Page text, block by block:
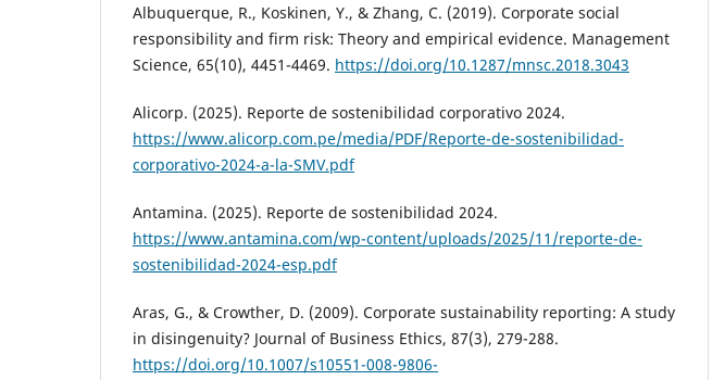
Albuquerque, R., Koskinen, Y., & Zhang, C. (2019). Corporate social
responsibility and firm risk: Theory and empirical evidence. Management
Science, 65(10), 4451-4469. https://doi.org/10.1287/mnsc.2018.3043
Alicorp. (2025). Reporte de sostenibilidad corporativo 2024.
https://www.alicorp.com.pe/media/PDF/Reporte-de-sostenibilidad-
corporativo-2024-a-la-SMV.pdf
Antamina. (2025). Reporte de sostenibilidad 2024.
https://www.antamina.com/wp-content/uploads/2025/11/reporte-de-
sostenibilidad-2024-esp.pdf
Aras, G., & Crowther, D. (2009). Corporate sustainability reporting: A study
in disingenuity? Journal of Business Ethics, 87(3), 279-288.
https://doi.org/10.1007/s10551-008-9806-